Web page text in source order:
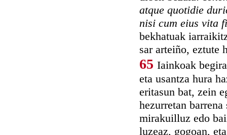
atque quotidie
nisi cum eius vita
bekhatuak
sar arteiño, eztute
65 Iainkoak
eta usantza hura
eritasun bat, zein
hezurretan
mirakuilluz edo
luzeaz, gogoan,